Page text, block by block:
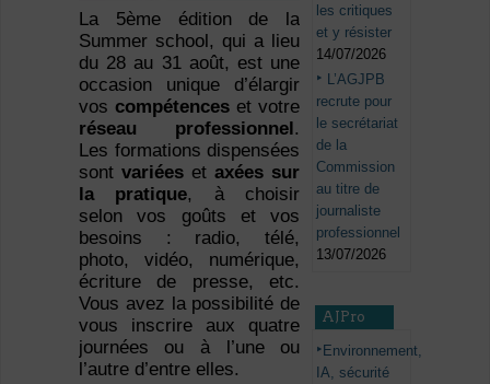
La 5ème édition de la
Summer school, qui a lieu
du 28 au 31 août, est une
occasion unique d’élargir
vos compétences et votre
réseau professionnel .
Les formations dispensées
sont variées etaxées sur
la pratique, à choisir
selon vos goûts et vos
besoins : radio, télé,
photo, vidéo, numérique,
écriture de presse, etc.
Vous avez la possibilité de
vous inscrire aux quatre
journées ou à l’une ou
l’autre d’entre elles.
les critiques
et y résister
14/07/2026
L’AGJPB
recrute pour
le secrétariat
de la
Commission
au titre de
journaliste
professionnel
13/07/2026
AJPro
Environnement,
IA, sécurité